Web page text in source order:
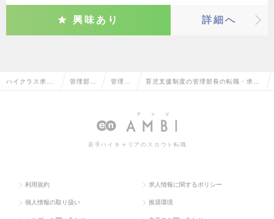
興味あり 詳細へ
ハイクラス求人 管理部門 管理部 育児支援制度の管理部長の転職・求人
若手ハイキャリアのスカウト転職
利用規約 求人情報に関するポリシー
個人情報の取り扱い 推奨環境